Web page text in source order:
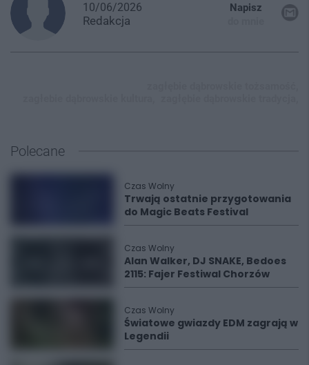
10/06/2026
Redakcja
Napisz
Polecane
Czas Wolny
Trwają ostatnie przygotowania
do Magic Beats Festival
Czas Wolny
Alan Walker, DJ SNAKE, Bedoes
2115: Fajer Festiwal Chorzów
Czas Wolny
Światowe gwiazdy EDM zagrają w
Legendii